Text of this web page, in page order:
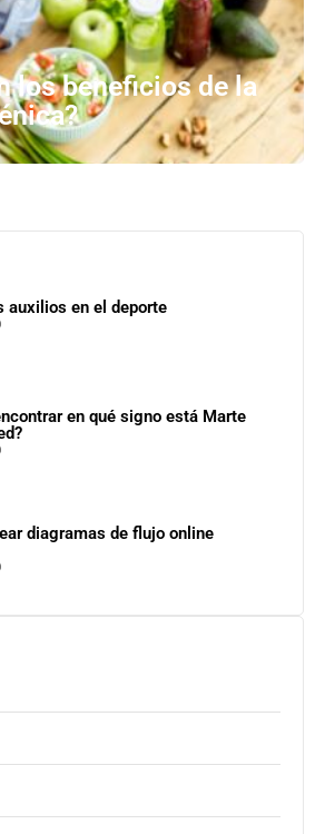
los beneficios de la
auxilios en el deporte
en qué signo está Marte
diagramas de flujo online